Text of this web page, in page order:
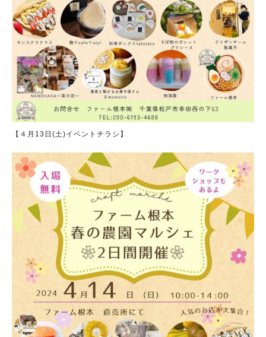
【４月13日(土)イベントチラシ】